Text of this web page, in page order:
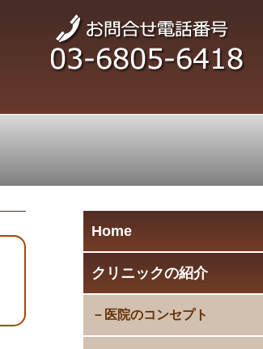
Home
クリニックの紹介
医院のコンセプト